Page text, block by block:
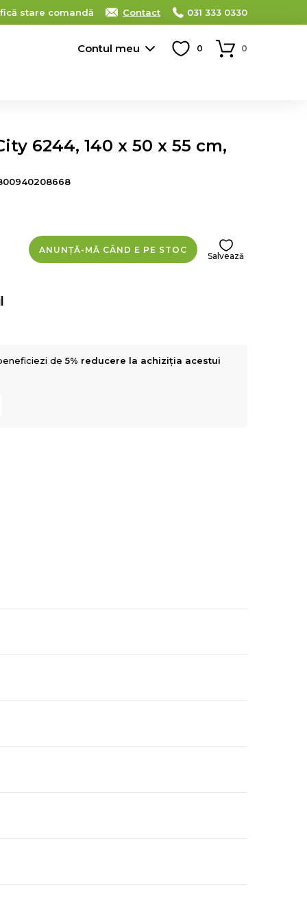
stare comandă Contact 031 333 0330
Contul meu 0 0
6244, 140 x 50 x 55 cm,
ANUNȚĂ-MĂ CÂND E PE STOC
Salvează
de5% reducere la achiziția acestui